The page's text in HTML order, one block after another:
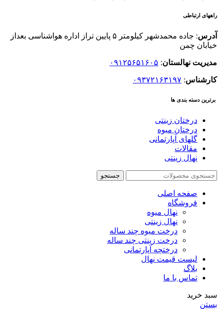
راههای ارتباطی
آدرس
: جاده محمدشهر کیلومتر ۵ پایین تراز اداره هواشناسی بعداز
خیابان چمن
مدیریت نهالستان: ۰۹۱۲۵۶۵۱۶۰۵
کارشناس: ۰۹۳۷۲۱۶۳۱۹۷
برترین دسته بندی ها
درختان زینتی
درختان میوه
گلهای آپارتمانی
مقالات
نهال زینتی
جستجو
صفحه اصلی
فروشگاه
نهال میوه
نهال زینتی
درخت میوه چند ساله
درخت زینتی چند ساله
درختچه آپارتمانی
لیست قیمت نهال
بلاگ
تماس با ما
سبد خرید
بستن